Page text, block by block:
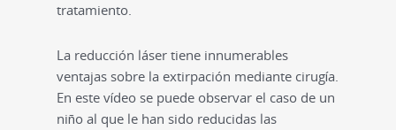
tratamiento.
La reducción láser tiene innumerables
ventajas sobre la extirpación mediante cirugía.
En este vídeo se puede observar el caso de un
niño al que le han sido reducidas las